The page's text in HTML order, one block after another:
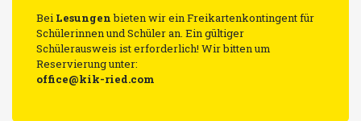
Bei Lesungenbieten wir ein Freikartenkontingent für
Schülerinnen und Schüler an. Ein gültiger
Schülerausweis ist erforderlich! Wir bitten um
Reservierung unter:
office@kik-ried.com